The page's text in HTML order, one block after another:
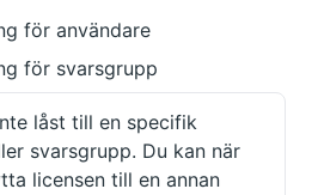
för användare
för svarsgrupp
låst till en specifik
svarsgrupp. Du kan när
licensen till en annan